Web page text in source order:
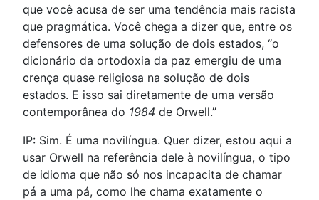
que você acusa de ser uma tendência mais racista
que pragmática. Você chega a dizer que, entre os
defensores de uma solução de dois estados, “o
dicionário da ortodoxia da paz emergiu de uma
crença quase religiosa na solução de dois
estados. E isso sai diretamente de uma versão
contemporânea do 1984 de Orwell.”
IP: Sim. É uma novilíngua. Quer dizer, estou aqui a
usar Orwell na referência dele à novilíngua, o tipo
de idioma que não só nos incapacita de chamar
pá a uma pá, como lhe chama exatamente o